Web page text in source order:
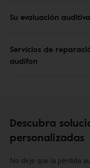
Su evaluación
Servicios de
audífon
Descubra
personalizadas
No deje que la pérdida